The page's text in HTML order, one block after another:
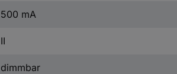
500 mA
II
dimmbar